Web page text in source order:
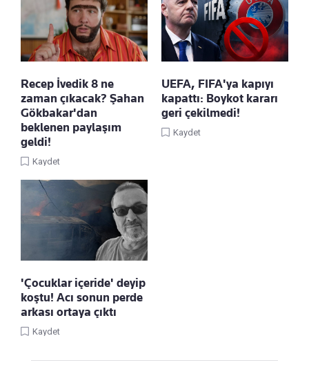
Recep İvedik 8 ne
zaman çıkacak? Şahan
Gökbakar'dan
beklenen paylaşım
geldi!
Kaydet
UEFA, FIFA'ya kapıyı
kapattı: Boykot kararı
geri çekilmedi!
Kaydet
'Çocuklar içeride' deyip
koştu! Acı sonun perde
arkası ortaya çıktı
Kaydet